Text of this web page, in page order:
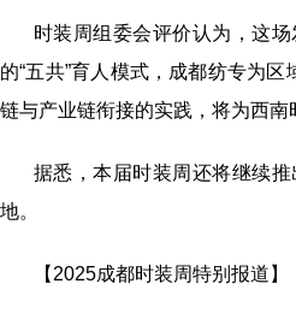
时装周组委会评价认为，这
的“五共”育人模式，成都纺专为
链与产业链衔接的实践，将为西南
据悉，本届时装周还将继续
地。
【2025成都时装周特别报道】